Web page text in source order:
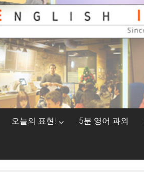
오늘의 표현! 5분 영어 과외